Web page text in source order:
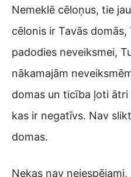
Nemeklē cēloņus, tie
cēlonis ir Tavās
padodies neveiksmei,
nākamajām
domas un ticība ļoti ātri
kas ir negatīvs. Nav
domas.
Nekas nav